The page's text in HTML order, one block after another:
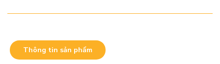
Thông tin sản phẩm